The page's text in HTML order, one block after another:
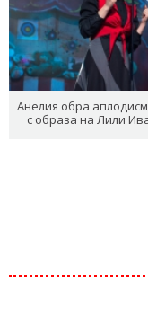
Анелия обра
с образа на Лили